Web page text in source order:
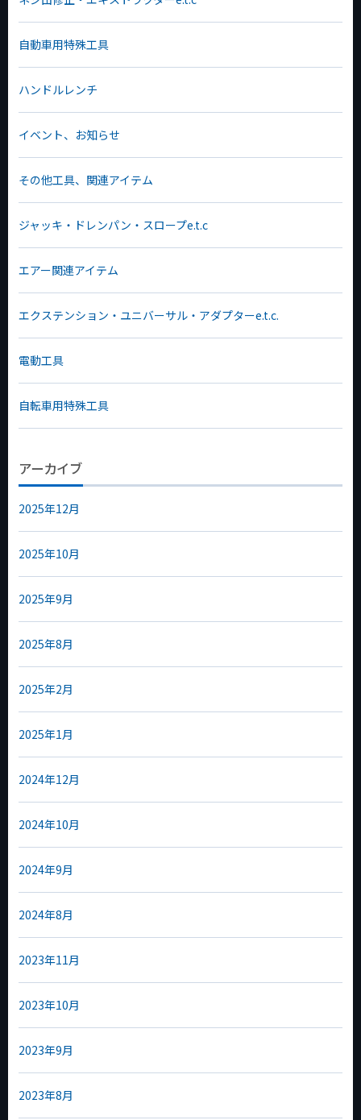
自動車用特殊工具
ハンドルレンチ
イベント、お知らせ
その他工具、関連アイテム
ジャッキ・ドレンパン・スロープe.t.c
エアー関連アイテム
エクステンション・ユニバーサル・アダプターe.t.c.
電動工具
自転車用特殊工具
アーカイブ
2025年12月
2025年10月
2025年9月
2025年8月
2025年2月
2025年1月
2024年12月
2024年10月
2024年9月
2024年8月
2023年11月
2023年10月
2023年9月
2023年8月